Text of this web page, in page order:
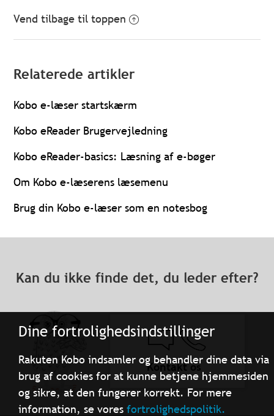
Dine fortrolighedsindstillinger
Rakuten Kobo indsamler og behandler dine data via
brug af cookies for at kunne betjene hjemmesiden
og sikre, at den fungerer korrekt. For mere
information, se voresfortrolighedspolitik.
Vend tilbage til toppen
Relaterede artikler
Kobo e-læser startskærm
Kobo eReader Brugervejledning
Kobo eReader-basics: Læsning af e-bøger
Om Kobo e-læserens læsemenu
Brug din Kobo e-læser som en notesbog
Kan du ikke finde det, du leder efter?
Kontakt os